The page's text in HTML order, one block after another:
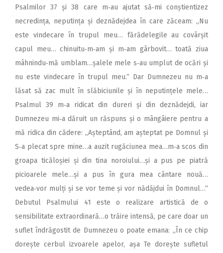
Psalmilor 37 și 38 care m‑au ajutat să‑mi conștientizez
necredința, ne­putința și deznădejdea în care zăceam: ,,Nu
este vindecare în trupul meu… fărădelegile au covârșit
capul meu… chinuitu‑m‑am și m‑am gârbovit… toată ziua
mâhnindu‑mă umblam…șalele mele s‑au umplut de ocări și
nu este vindecare în trupul meu.“ Dar Dumnezeu nu m‑a
lăsat să zac mult în slăbiciunile și în neputințele mele…
Psalmul 39 m‑a ridicat din dureri și din deznădejdi, iar
Dumnezeu mi‑a dăruit un răspuns și o mângâiere pentru a
mă ridica din cădere: ,,Așteptând, am așteptat pe Domnul și
S‑a plecat spre mine…a auzit rugăciunea mea…m‑a scos din
groapa ticăloșiei și din tina noroiului…și a pus pe piatră
picioarele mele…și a pus în gura mea cântare nouă…
vedea‑vor mulți și se vor teme și vor nădăjdui în Domnul…“
Debutul Psalmului 41 este o realizare artistică de o
sensibilitate extraordinară…o trăire intensă, pe care doar un
suflet îndrăgostit de Dumnezeu o poate emana: ,,În ce chip
dorește cerbul izvoarele apelor, așa Te dorește sufletul